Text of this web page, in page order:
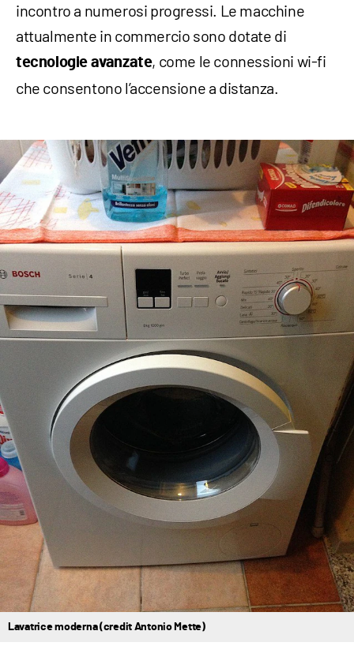
incontro a numerosi progressi. Le macchine
attualmente in commercio sono dotate di
tecnologie avanzate, come le connessioni wi-fi
che consentono l’accensione a distanza.
Lavatrice moderna (credit Antonio Mette)